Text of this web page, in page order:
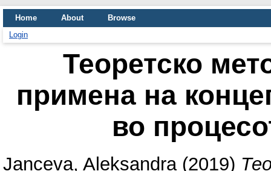
Home About
Browse
Login
Теоретско
примена на
во
Janceva, Aleksandra(2019)